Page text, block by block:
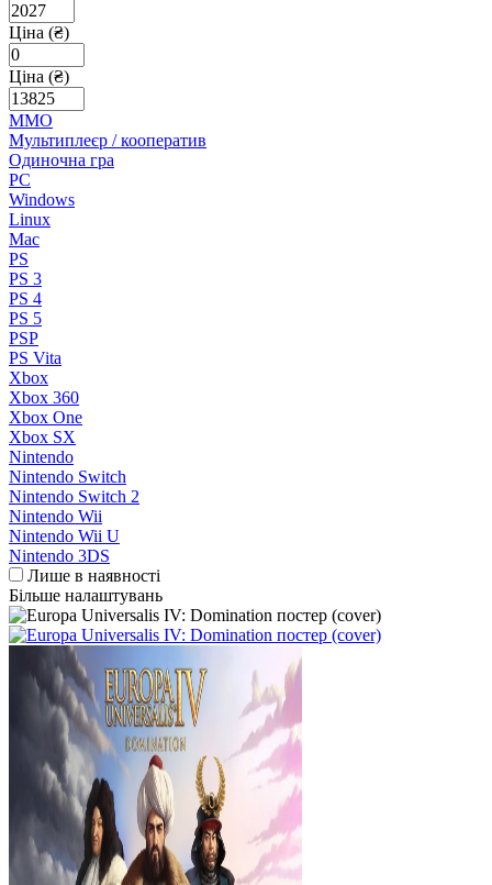
Ціна (₴)
Ціна (₴)
MMO
Мультиплеєр / кооператив
Одиночна гра
PC
Windows
Linux
Mac
PS
PS 3
PS 4
PS 5
PSP
PS Vita
Xbox
Xbox 360
Xbox One
Xbox SX
Nintendo
Nintendo Switch
Nintendo Switch 2
Nintendo Wii
Nintendo Wii U
Nintendo 3DS
Лише в наявності
Більше налаштувань